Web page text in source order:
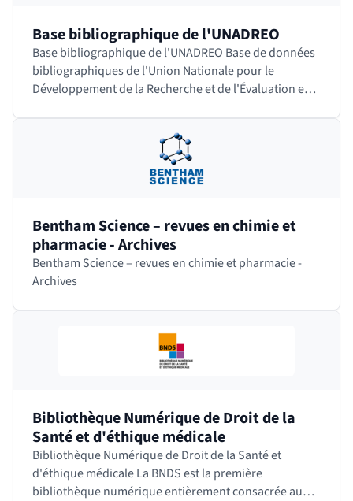
Base bibliographique de l'UNADREO
Base bibliographique de l'UNADREO Base de données
bibliographiques de l'Union Nationale pour le
Développement de la Recherche et de l'Évaluation en
Bentham Science – revues en chimie et
pharmacie - Archives
Bentham Science – revues en chimie et pharmacie -
Archives
Bibliothèque Numérique de Droit de la
Santé et d'éthique médicale
Bibliothèque Numérique de Droit de la Santé et
d'éthique médicale La BNDS est la première
bibliothèque numérique entièrement consacrée au